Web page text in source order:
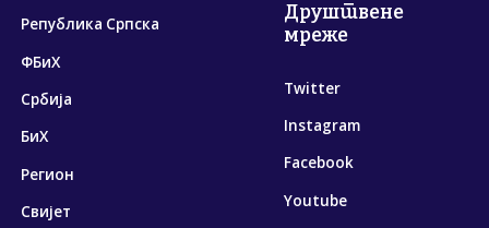
Република Српска
ФБиХ
Србија
БиХ
Регион
Свијет
Друштвене
мреже
Twitter
Instagram
Facebook
Youtube